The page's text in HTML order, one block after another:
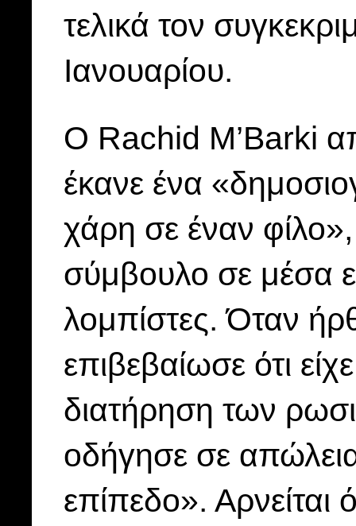
τελικά τον
Ιανουαρίου.
Ο Rachid M’Barki
έκανε ένα
χάρη σε έναν
σύμβουλο σε μέσα
λομπίστες. Όταν
επιβεβαίωσε ότι
διατήρηση των
οδήγησε σε
επίπεδο».